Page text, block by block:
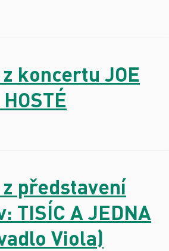
koncertu JOE
představení
TISÍC A JEDNA
Viola)